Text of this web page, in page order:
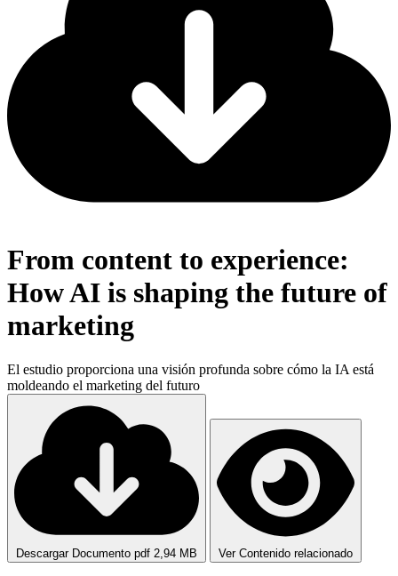
From content to experience:
How AI is shaping the future of
marketing
El estudio proporciona una visión profunda sobre cómo la IA está
moldeando el marketing del futuro
Descargar Documento pdf 2,94 MB Ver Contenido relacionado